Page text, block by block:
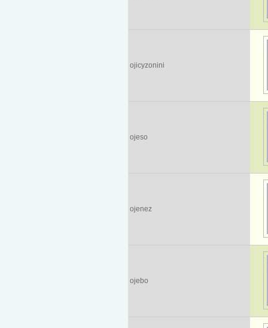
ojicyzonini
ojeso
ojenez
ojebo